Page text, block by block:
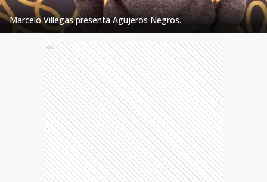
Marcelo Villegas presenta Agujeros Negros.
Ads